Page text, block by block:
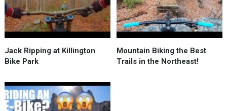
Jack Ripping at Killington
Bike Park
Mountain Biking the Best
Trails in the Northeast!